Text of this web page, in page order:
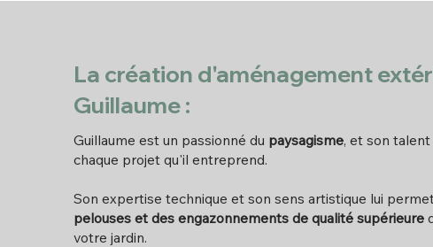
Guillaume est un passionné du paysagisme, et son
chaque projet qu'il entreprend.
Son expertise technique et son sens artistique lui
pelouses et des engazonnements de qualité supérieure
votre jardin.
La création d'aménagement
Guillaume :